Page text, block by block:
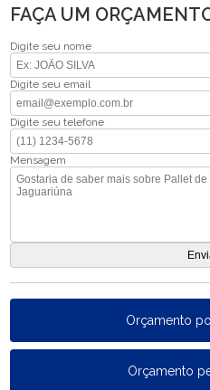
FAÇA UM
Digite seu nome
Digite seu email
Digite seu telefone
Mensagem
Orçamento
Orçamento